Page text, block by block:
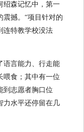
绍森记忆中，第一
震撼。“项目针对的
连特教学校没法
语言能力、行走能
喂食；其中有一位
到志愿者胸口位
力水平还停留在几